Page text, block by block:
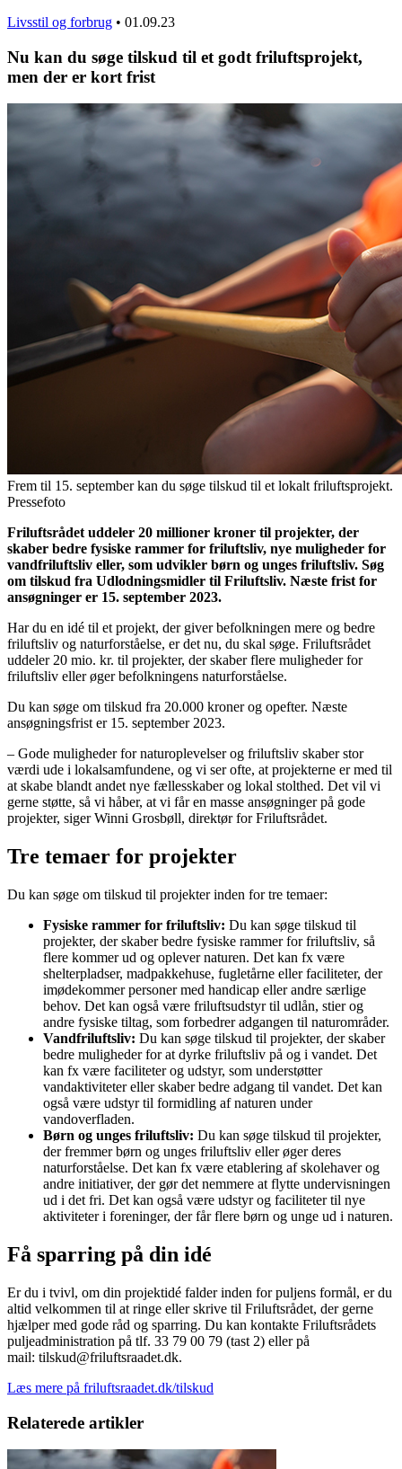
Livsstil og forbrug • 01.09.23
Nu kan du søge tilskud til et godt friluftsprojekt,
men der er kort frist
Frem til 15. september kan du søge tilskud til et lokalt friluftsprojekt.
Pressefoto
Friluftsrådet uddeler 20 millioner kroner til projekter, der
skaber bedre fysiske rammer for friluftsliv, nye muligheder for
vandfriluftsliv eller, som udvikler børn og unges friluftsliv. Søg
om tilskud fra Udlodningsmidler til Friluftsliv. Næste frist for
ansøgninger er 15. september 2023.
Har du en idé til et projekt, der giver befolkningen mere og bedre
friluftsliv og naturforståelse, er det nu, du skal søge. Friluftsrådet
uddeler 20 mio. kr. til projekter, der skaber flere muligheder for
friluftsliv eller øger befolkningens naturforståelse.
Du kan søge om tilskud fra 20.000 kroner og opefter. Næste
ansøgningsfrist er 15. september 2023.
– Gode muligheder for naturoplevelser og friluftsliv skaber stor
værdi ude i lokalsamfundene, og vi ser ofte, at projekterne er med til
at skabe blandt andet nye fællesskaber og lokal stolthed. Det vil vi
gerne støtte, så vi håber, at vi får en masse ansøgninger på gode
projekter, siger Winni Grosbøll, direktør for Friluftsrådet.
Tre temaer for projekter
Du kan søge om tilskud til projekter inden for tre temaer:
Fysiske rammer for friluftsliv: Du kan søge tilskud til
projekter, der skaber bedre fysiske rammer for friluftsliv, så
flere kommer ud og oplever naturen. Det kan fx være
shelterpladser, madpakkehuse, fugletårne eller faciliteter, der
imødekommer personer med handicap eller andre særlige
behov. Det kan også være friluftsudstyr til udlån, stier og
andre fysiske tiltag, som forbedrer adgangen til naturområder.
Vandfriluftsliv: Du kan søge tilskud til projekter, der skaber
bedre muligheder for at dyrke friluftsliv på og i vandet. Det
kan fx være faciliteter og udstyr, som understøtter
vandaktiviteter eller skaber bedre adgang til vandet. Det kan
også være udstyr til formidling af naturen under
vandoverfladen.
Børn og unges friluftsliv: Du kan søge tilskud til projekter,
der fremmer børn og unges friluftsliv eller øger deres
naturforståelse. Det kan fx være etablering af skolehaver og
andre initiativer, der gør det nemmere at flytte undervisningen
ud i det fri. Det kan også være udstyr og faciliteter til nye
aktiviteter i foreninger, der får flere børn og unge ud i naturen.
Få sparring på din idé
Er du i tvivl, om din projektidé falder inden for puljens formål, er du
altid velkommen til at ringe eller skrive til Friluftsrådet, der gerne
hjælper med gode råd og sparring. Du kan kontakte Friluftsrådets
puljeadministration på tlf. 33 79 00 79 (tast 2) eller på
mail: tilskud@friluftsraadet.dk.
Læs mere på friluftsraadet.dk/tilskud
Relaterede artikler